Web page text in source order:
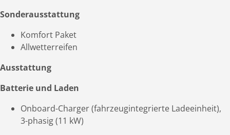
Sonderausstattung
Komfort Paket
Allwetterreifen
Ausstattung
Batterie und Laden
Onboard-Charger (fahrzeugintegrierte Ladeeinheit),
3-phasig (11 kW)